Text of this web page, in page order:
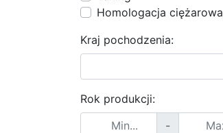
Homologacja ciężarowa
Kraj pochodzenia:
Rok produkcji:
-